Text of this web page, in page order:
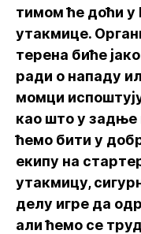
тимом ће доћи у
утакмице.
терена биће
ради о нападу
момци
као што у задње
ћемо бити у
екипу на
утакмицу,
делу игре да
али ћемо се